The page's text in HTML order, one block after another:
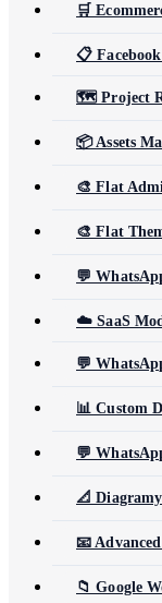
🛒
📋
🗺️ Project
📦 Assets
🎨 Flat
🎨 Flat
💬
☁️ SaaS
💬
📊 Custom
💬
📐
📧
📁 Google